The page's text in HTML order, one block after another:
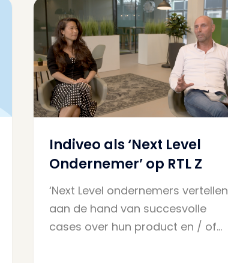
Indiveo als ‘Next Level
Ondernemer’ op RTL Z
‘Next Level ondernemers vertellen
aan de hand van succesvolle
cases over hun product en / of…